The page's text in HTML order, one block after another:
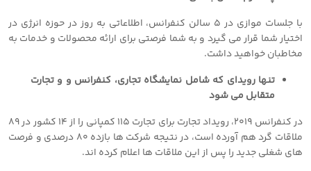
با جلسات موازی در ٥ سالن کنفرانس، اطلاعاتی به روز در حوزه انرژی در
اختیار شما قرار می گیرد و به شما فرصتی برای ارائه محصولات و خدمات به
مخاطبان خواهید داشت.
تنها رویدای که شامل نمایشگاه تجاری، کنفرانس و و تجارت
متقابل می شود
در کنفرانس ٢٠١٩، رویداد تجارت برای تجارت ١١٥ کمپانی را از ١٤ کشور در ٨٩
ملاقات گرد هم آورده است، در نتیجه شرکت ها بازده ٨٠ درصدی و فرصت
های شغلی جدید را پس از این ملاقات ها اعلام کرده اند.